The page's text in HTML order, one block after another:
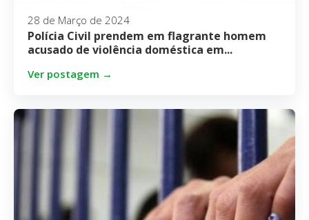
28 de Março de 2024
Polícia Civil prendem em flagrante homem
acusado de violência doméstica em...
Ver postagem →